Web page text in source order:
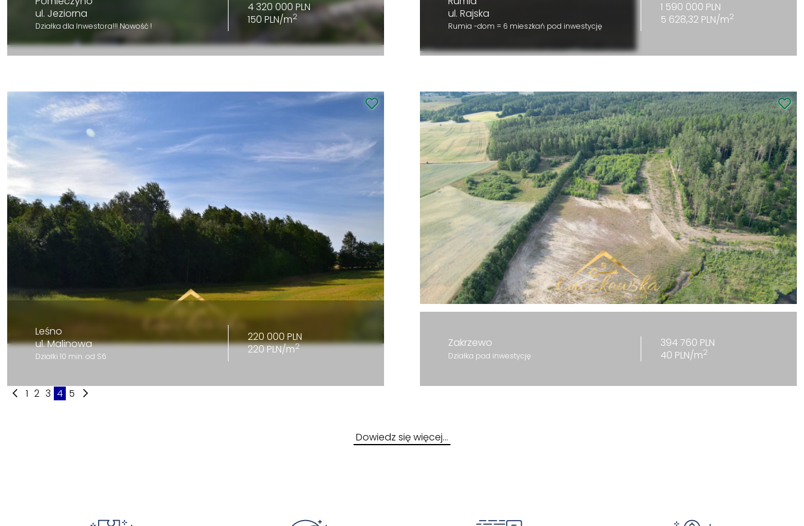
ul. Jeziorna
Działka dla Inwestora!!! Nowość !
4 320 000 PLN
150 PLN/m2
ul. Rajska
Rumia -dom = 6 mieszkań pod inwestycję
1 590 000 PLN
5 628,32 PLN/m2
Leśno
ul. Malinowa
Działki 10 min. od S6
220 000 PLN
220 PLN/m2 Zakrzewo
Działka pod inwestycję
394 760 PLN
40 PLN/m2
1 2 3 4 5
Dowiedz się więcej…